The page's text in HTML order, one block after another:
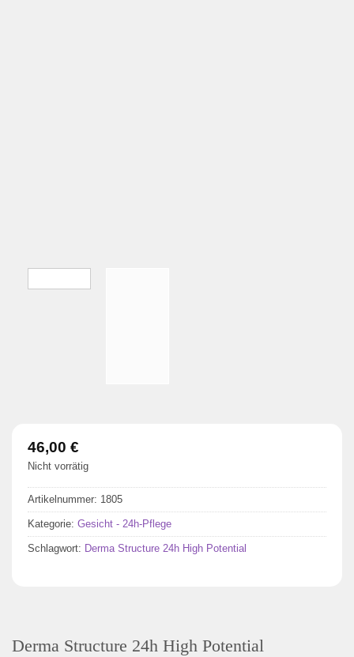
Derma Structure 24h High Potential
46,00 €
Nicht vorrätig
Artikelnummer: 1805
Kategorie: Gesicht - 24h-Pflege
Schlagwort: Derma Structure 24h High Potential